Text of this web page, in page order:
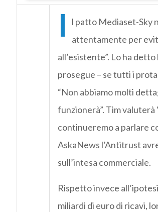
I
l patto Mediaset-Sky
attentamente per
all’esistente”. Lo ha
prosegue – se tutti i
“Non abbiamo molti
funzionerà”. Tim valuterà
continueremo a parlare
AskaNews l’Antitrust
sull’intesa commerciale.
Rispetto invece
miliardi di euro di ricavi,